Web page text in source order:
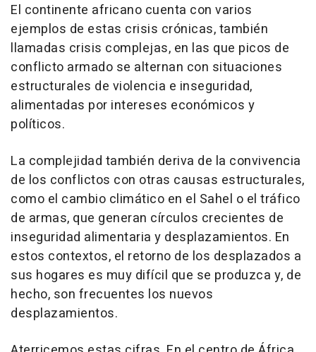
El continente africano cuenta con varios
ejemplos de estas crisis crónicas, también
llamadas crisis complejas, en las que picos de
conflicto armado se alternan con situaciones
estructurales de violencia e inseguridad,
alimentadas por intereses económicos y
políticos.
La complejidad también deriva de la convivencia
de los conflictos con otras causas estructurales,
como el cambio climático en el Sahel o el tráfico
de armas, que generan círculos crecientes de
inseguridad alimentaria y desplazamientos. En
estos contextos, el retorno de los desplazados a
sus hogares es muy difícil que se produzca y, de
hecho, son frecuentes los nuevos
desplazamientos.